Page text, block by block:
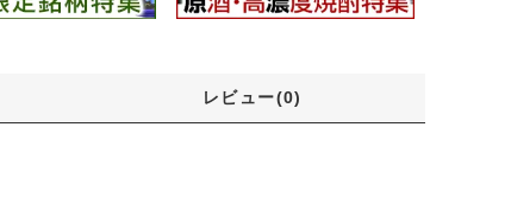
レビュー(0)